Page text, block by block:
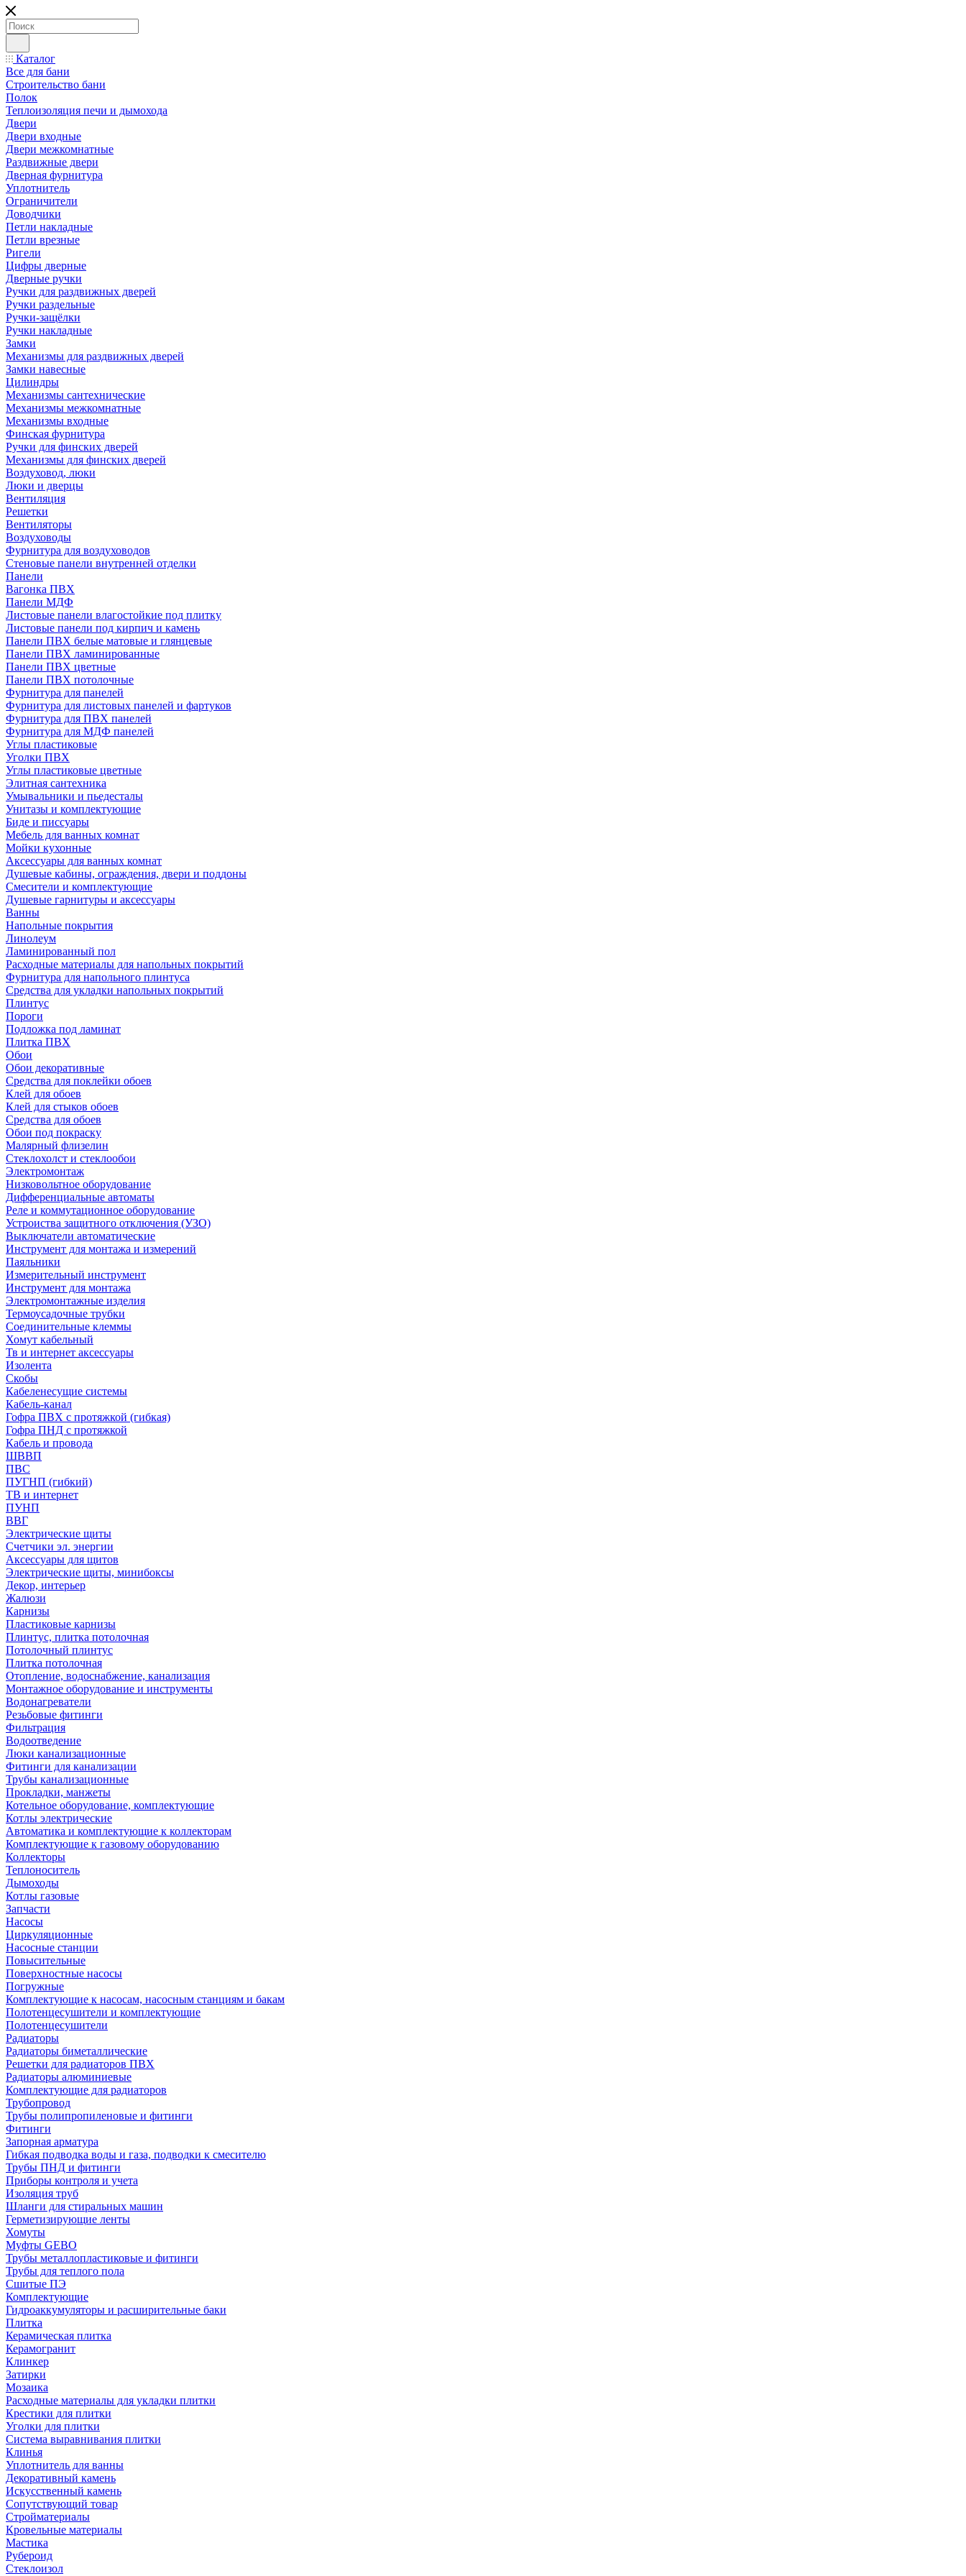
Каталог
Все для бани
Строительство бани
Полок
Теплоизоляция печи и дымохода
Двери
Двери входные
Двери межкомнатные
Раздвижные двери
Дверная фурнитура
Уплотнитель
Ограничители
Доводчики
Петли накладные
Петли врезные
Ригели
Цифры дверные
Дверные ручки
Ручки для раздвижных дверей
Ручки раздельные
Ручки-защёлки
Ручки накладные
Замки
Механизмы для раздвижных дверей
Замки навесные
Цилиндры
Механизмы сантехнические
Механизмы межкомнатные
Механизмы входные
Финская фурнитура
Ручки для финских дверей
Механизмы для финских дверей
Воздуховод, люки
Люки и дверцы
Вентиляция
Решетки
Вентиляторы
Воздуховоды
Фурнитура для воздуховодов
Стеновые панели внутренней отделки
Панели
Вагонка ПВХ
Панели МДФ
Листовые панели влагостойкие под плитку
Листовые панели под кирпич и камень
Панели ПВХ белые матовые и глянцевые
Панели ПВХ ламинированные
Панели ПВХ цветные
Панели ПВХ потолочные
Фурнитура для панелей
Фурнитура для листовых панелей и фартуков
Фурнитура для ПВХ панелей
Фурнитура для МДФ панелей
Углы пластиковые
Уголки ПВХ
Углы пластиковые цветные
Элитная сантехника
Умывальники и пьедесталы
Унитазы и комплектующие
Биде и писсуары
Мебель для ванных комнат
Мойки кухонные
Аксессуары для ванных комнат
Душевые кабины, ограждения, двери и поддоны
Смесители и комплектующие
Душевые гарнитуры и аксессуары
Ванны
Напольные покрытия
Линолеум
Ламинированный пол
Расходные материалы для напольных покрытий
Фурнитура для напольного плинтуса
Средства для укладки напольных покрытий
Плинтус
Пороги
Подложка под ламинат
Плитка ПВХ
Обои
Обои декоративные
Средства для поклейки обоев
Клей для обоев
Клей для стыков обоев
Средства для обоев
Обои под покраску
Малярный флизелин
Стеклохолст и стеклообои
Электромонтаж
Низковольтное оборудование
Дифференциальные автоматы
Реле и коммутационное оборудование
Устроиства защитного отключения (УЗО)
Выключатели автоматические
Инструмент для монтажа и измерений
Паяльники
Измерительный инструмент
Инструмент для монтажа
Электромонтажные изделия
Термоусадочные трубки
Соединительные клеммы
Хомут кабельный
Тв и интернет аксессуары
Изолента
Скобы
Кабеленесущие системы
Кабель-канал
Гофра ПВХ с протяжкой (гибкая)
Гофра ПНД с протяжкой
Кабель и провода
ШВВП
ПВС
ПУГНП (гибкий)
ТВ и интернет
ПУНП
ВВГ
Электрические щиты
Счетчики эл. энергии
Аксессуары для щитов
Электрические щиты, минибоксы
Декор, интерьер
Жалюзи
Карнизы
Пластиковые карнизы
Плинтус, плитка потолочная
Потолочный плинтус
Плитка потолочная
Отопление, водоснабжение, канализация
Монтажное оборудование и инструменты
Водонагреватели
Резьбовые фитинги
Фильтрация
Водоотведение
Люки канализационные
Фитинги для канализации
Трубы канализационные
Прокладки, манжеты
Котельное оборудование, комплектующие
Котлы электрические
Автоматика и комплектующие к коллекторам
Комплектующие к газовому оборудованию
Коллекторы
Теплоноситель
Дымоходы
Котлы газовые
Запчасти
Насосы
Циркуляционные
Насосные станции
Повысительные
Поверхностные насосы
Погружные
Комплектующие к насосам, насосным станциям и бакам
Полотенцесушители и комплектующие
Полотенцесушители
Радиаторы
Радиаторы биметаллические
Решетки для радиаторов ПВХ
Радиаторы алюминиевые
Комплектующие для радиаторов
Трубопровод
Трубы полипропиленовые и фитинги
Фитинги
Запорная арматура
Гибкая подводка воды и газа, подводки к смесителю
Трубы ПНД и фитинги
Приборы контроля и учета
Изоляция труб
Шланги для стиральных машин
Герметизирующие ленты
Хомуты
Муфты GEBO
Трубы металлопластиковые и фитинги
Трубы для теплого пола
Сшитые ПЭ
Комплектующие
Гидроаккумуляторы и расширительные баки
Плитка
Керамическая плитка
Керамогранит
Клинкер
Затирки
Мозаика
Расходные материалы для укладки плитки
Крестики для плитки
Уголки для плитки
Система выравнивания плитки
Клинья
Уплотнитель для ванны
Декоративный камень
Искусственный камень
Сопутствующий товар
Стройматериалы
Кровельные материалы
Мастика
Рубероид
Стеклоизол